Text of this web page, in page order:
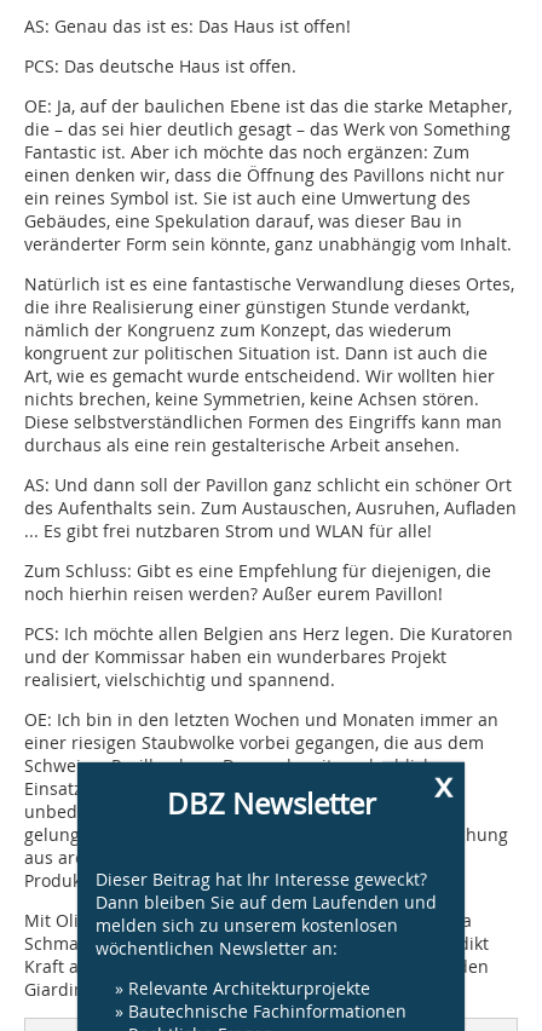
AS: Genau das ist es: Das Haus ist offen!
PCS: Das deutsche Haus ist offen.
OE: Ja, auf der baulichen Ebene ist das die starke Metapher,
die – das sei hier deutlich gesagt – das Werk von Something
Fantastic ist. Aber ich möchte das noch ergänzen: Zum
einen denken wir, dass die Öffnung des Pavillons nicht nur
ein reines Symbol ist. Sie ist auch eine Umwertung des
Gebäudes, eine Spekulation darauf, was dieser Bau in
veränderter Form sein könnte, ganz unabhängig vom Inhalt.
Natürlich ist es eine fantastische Verwandlung dieses Ortes,
die ihre Realisierung einer günstigen Stunde verdankt,
nämlich der Kongruenz zum Konzept, das wiederum
kongruent zur politischen Situation ist. Dann ist auch die
Art, wie es gemacht wurde entscheidend. Wir wollten hier
nichts brechen, keine Symmetrien, keine Achsen stören.
Diese selbstverständlichen Formen des Eingriffs kann man
durchaus als eine rein gestalterische Arbeit ansehen.
AS: Und dann soll der Pavillon ganz schlicht ein schöner Ort
des Aufenthalts sein. Zum Austauschen, Ausruhen, Aufladen
... Es gibt frei nutzbaren Strom und WLAN für alle!
Zum Schluss: Gibt es eine Empfehlung für diejenigen, die
noch hierhin reisen werden? Außer eurem Pavillon!
PCS: Ich möchte allen Belgien ans Herz legen. Die Kuratoren
und der Kommissar haben ein wunderbares Projekt
realisiert, vielschichtig und spannend.
OE: Ich bin in den letzten Wochen und Monaten immer an
einer riesigen Staubwolke vorbei gegangen, die aus dem
Schweizer Pavillon kam. Da wurde mit unglaublichem
Einsatz ein Projekt, ein Objekt gefertigt, das sich jeder
unbedingt anschauen sollte. Für mich ist das ein sehr
gelungener wie zugleich sehr seltsamer Ort, eine Mischung
aus archaischer Raumerfahrung und Hightec-
Produktionsweise.
Mit Oliver Elser, Anna Scheuermann und Peter Cachola
Schmal (Foto v. l.) unterhielt sich DBZ-Redakteur Benedikt
Kraft am 25. Mai 2016 vor dem deutschen Pavillon in den
Giardini in Venedig.
x
DBZ Newsletter
Dieser Beitrag hat Ihr Interesse geweckt?
Dann bleiben Sie auf dem Laufenden und
melden sich zu unserem kostenlosen
wöchentlichen Newsletter an:
» Relevante Architekturprojekte
» Bautechnische Fachinformationen